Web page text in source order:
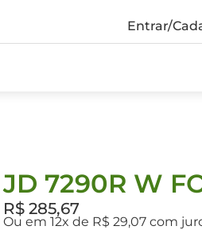
Entrar/
JD 7290R W
R$ 285,67
Ou em 12x de R$ 29,07 com